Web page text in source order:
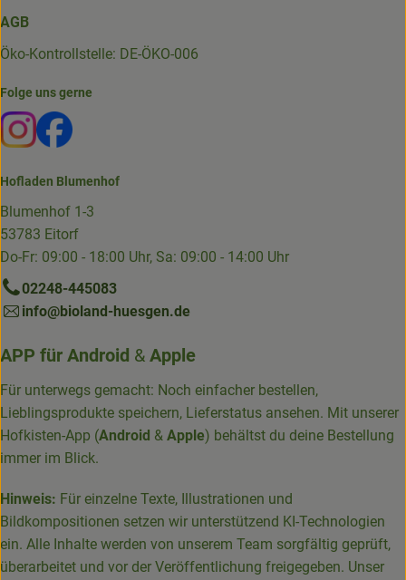
AGB
Öko-Kontrollstelle: DE-ÖKO-006
Folge uns gerne
Externer Link zu https://www.instagram.com/die.hofkiste/
Externer Link zu https://www.facebook.com/p/Die-
Hofladen Blumenhof
Blumenhof 1-3
53783 Eitorf
Do-Fr: 09:00 - 18:00 Uhr, Sa: 09:00 - 14:00 Uhr
02248-445083
info@bioland-huesgen.de
APP für Android & Apple
Für unterwegs gemacht: Noch einfacher bestellen,
Lieblingsprodukte speichern, Lieferstatus ansehen. Mit unserer
Hofkisten-App (Android & Apple) behältst du deine Bestellung
immer im Blick.
Hinweis: Für einzelne Texte, Illustrationen und
Bildkompositionen setzen wir unterstützend KI-Technologien
ein. Alle Inhalte werden von unserem Team sorgfältig geprüft,
überarbeitet und vor der Veröffentlichung freigegeben. Unser